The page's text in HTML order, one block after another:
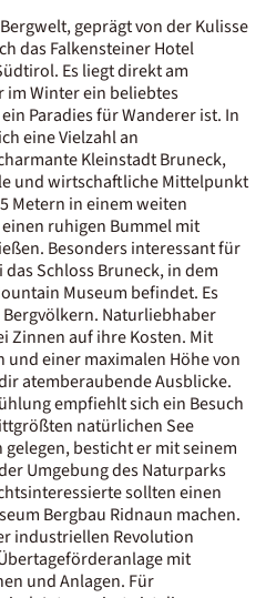
geprägt von der Kulisse
das Falkensteiner Hotel
Es liegt direkt am
im Winter ein beliebtes
Paradies für Wanderer ist. In
eine Vielzahl an
Kleinstadt Bruneck,
und wirtschaftliche Mittelpunkt
Metern in einem weiten
ruhigen Bummel mit
Besonders interessant für
Schloss Bruneck, in dem
Museum befindet. Es
Naturliebhaber
Zinnen auf ihre Kosten. Mit
einer maximalen Höhe von
atemberaubende Ausblicke.
empfiehlt sich ein Besuch
natürlichen See
besticht er mit seinem
Umgebung des Naturparks
sollten einen
Bergbau Ridnaun machen.
industriellen Revolution
mit
und Anlagen. Für